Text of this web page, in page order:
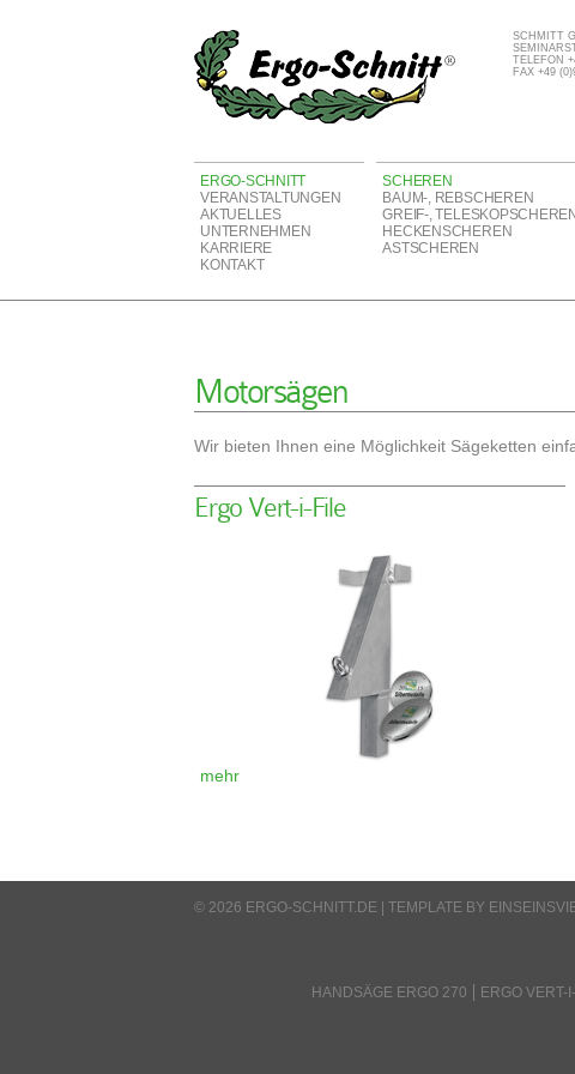
SCHMITT
TELEFON
FAX +49
ERGO-SCHNITT
VERANSTALTUNGEN
AKTUELLES
UNTERNEHMEN
KARRIERE
KONTAKT
SCHEREN
BAUM-, REBSCHEREN
GREIF-, TELESKOPSCHEREN
HECKENSCHEREN
ASTSCHEREN
Motorsägen
Wir bieten Ihnen eine Möglichkeit Sägeketten
Ergo Vert-i-File
mehr
© 2026 ERGO-SCHNITT.DE | TEMPLATE BY
HANDSÄGE ERGO 270 ERGO VERT-